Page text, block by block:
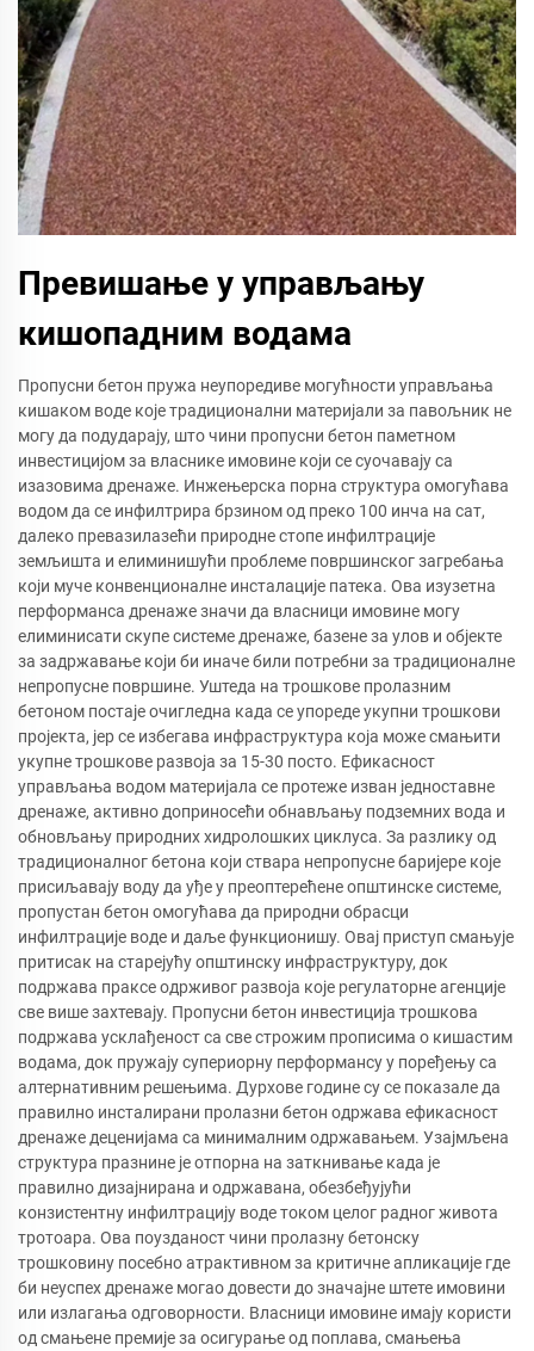
Превишање у управљању
кишопадним водама
Пропусни бетон пружа неупоредиве могућности управљања
кишаком воде које традиционални материјали за павољник не
могу да подударају, што чини пропусни бетон паметном
инвестицијом за власнике имовине који се суочавају са
изазовима дренаже. Инжењерска порна структура омогућава
водом да се инфилтрира брзином од преко 100 инча на сат,
далеко превазилазећи природне стопе инфилтрације
земљишта и елиминишући проблеме површинског загребања
који муче конвенционалне инсталације патека. Ова изузетна
перформанса дренаже значи да власници имовине могу
елиминисати скупе системе дренаже, базене за улов и објекте
за задржавање који би иначе били потребни за традиционалне
непропусне површине. Уштеда на трошкове пролазним
бетоном постаје очигледна када се упореде укупни трошкови
пројекта, јер се избегава инфраструктура која може смањити
укупне трошкове развоја за 15-30 посто. Ефикасност
управљања водом материјала се протеже изван једноставне
дренаже, активно доприносећи обнављању подземних вода и
обновљању природних хидролошких циклуса. За разлику од
традиционалног бетона који ствара непропусне баријере које
присиљавају воду да уђе у преоптерећене општинске системе,
пропустан бетон омогућава да природни обрасци
инфилтрације воде и даље функционишу. Овај приступ смањује
притисак на старејућу општинску инфраструктуру, док
подржава праксе одрживог развоја које регулаторне агенције
све више захтевају. Пропусни бетон инвестиција трошкова
подржава усклађеност са све строжим прописима о кишастим
водама, док пружају супериорну перформансу у поређењу са
алтернативним решењима. Дурхове године су се показале да
правилно инсталирани пролазни бетон одржава ефикасност
дренаже деценијама са минималним одржавањем. Узајмљена
структура празнине је отпорна на заткнивање када је
правилно дизајнирана и одржавана, обезбеђујући
конзистентну инфилтрацију воде током целог радног живота
тротоара. Ова поузданост чини пролазну бетонску
трошковину посебно атрактивном за критичне апликације где
би неуспех дренаже могао довести до значајне штете имовини
или излагања одговорности. Власници имовине имају користи
од смањене премије за осигурање од поплава, смањења